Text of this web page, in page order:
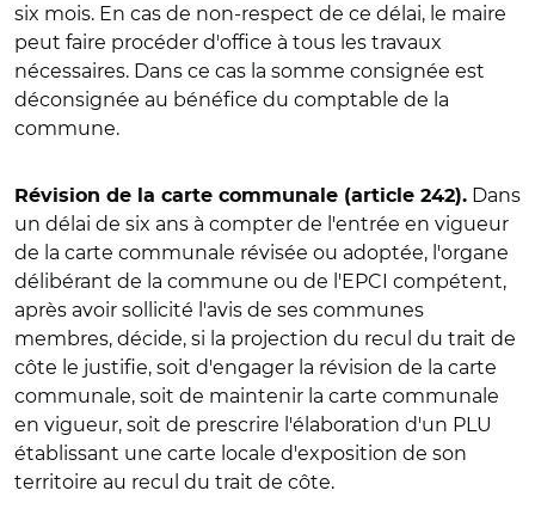
six mois. En cas de non-respect de ce délai, le maire
peut faire procéder d'office à tous les travaux
nécessaires. Dans ce cas la somme consignée est
déconsignée au bénéfice du comptable de la
commune.
Révision de la carte communale (article 242). Dans
un délai de six ans à compter de l'entrée en vigueur
de la carte communale révisée ou adoptée, l'organe
délibérant de la commune ou de l'EPCI compétent,
après avoir sollicité l'avis de ses communes
membres, décide, si la projection du recul du trait de
côte le justifie, soit d'engager la révision de la carte
communale, soit de maintenir la carte communale
en vigueur, soit de prescrire l'élaboration d'un PLU
établissant une carte locale d'exposition de son
territoire au recul du trait de côte.